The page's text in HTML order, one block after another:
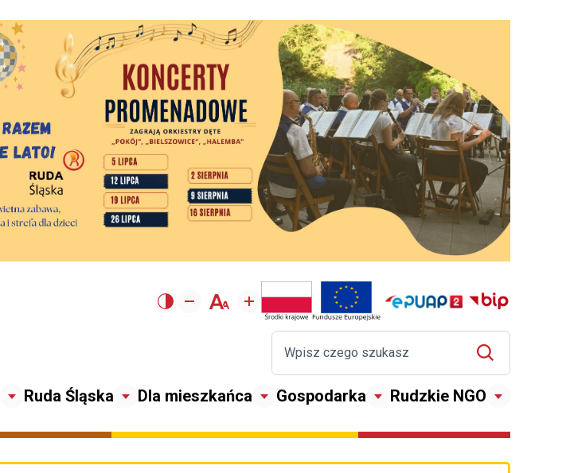
Ruda Śląska Dla mieszkańca Gospodarka Rudzkie NGO